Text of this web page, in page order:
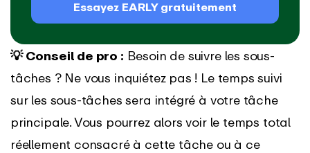
Essayez EARLY gratuitement
💡 Conseil de pro : Besoin de suivre les sous-
tâches ? Ne vous inquiétez pas ! Le temps suivi
sur les sous-tâches sera intégré à votre tâche
principale. Vous pourrez alors voir le temps total
réellement consacré à cette tâche ou à ce